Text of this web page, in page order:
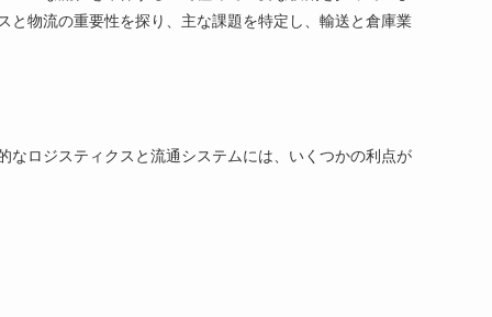
検
物流の重要性を探り、主な課題を特定し、輸送と倉庫業
ロジスティクスと流通システムには、いくつかの利点が